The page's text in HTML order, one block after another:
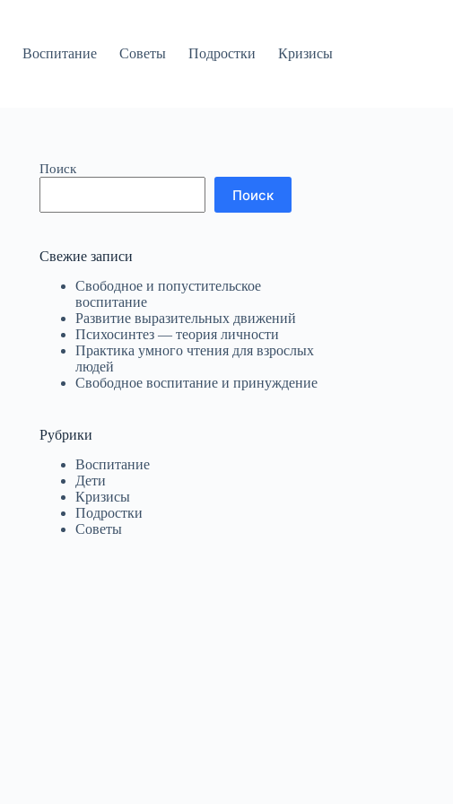
Воспитание Советы Подростки Кризисы
Поиск
Поиск
Свежие записи
Свободное и попустительское
воспитание
Развитие выразительных движений
Психосинтез — теория личности
Практика умного чтения для взрослых
людей
Свободное воспитание и принуждение
Рубрики
Воспитание
Дети
Кризисы
Подростки
Советы